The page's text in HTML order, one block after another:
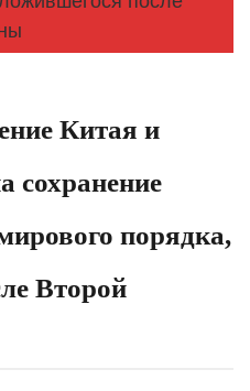
Китая и
сохранение
порядка,
Второй